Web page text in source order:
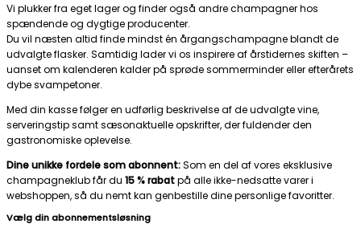
Vi plukker fra eget lager og finder også andre champagner hos
spændende og dygtige producenter.
Du vil næsten altid finde mindst én årgangschampagne blandt de
udvalgte flasker. Samtidig lader vi os inspirere af årstidernes skiften –
uanset om kalenderen kalder på sprøde sommerminder eller efterårets
dybe svampetoner.
Med din kasse følger en udførlig beskrivelse af de udvalgte vine,
serveringstip samt sæsonaktuelle opskrifter, der fuldender den
gastronomiske oplevelse.
Dine unikke fordele som abonnent:Som en del af vores eksklusive
champagneklub får du 15 % rabatpå alle ikke-nedsatte varer i
webshoppen, så du nemt kan genbestille dine personlige favoritter.
Vælg din abonnementsløsning